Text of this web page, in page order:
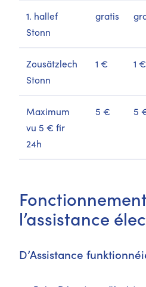
1. hallef
Stonn
gratis
Zousätzlech
Stonn
1 € 1 €
Maximum
vu 5 € fir
24h
5 € 5
l’assistance
D’Assistance